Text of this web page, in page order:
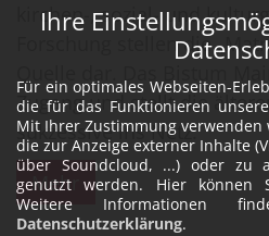
Ihre
Für ein optimales Webseiten-
die für das Funktionieren
Mit Ihrer Zustimmung verwenden
die zur Anzeige externer Inhalte
über Soundcloud, ...) oder zu
genutzt werden. Hier können
Weitere Informationen
Datenschutzerklärung.
kirchen-, sozial- und
Forschung stellen die
Zugang und stellt die
sukzessive ins Netz.
Mehr